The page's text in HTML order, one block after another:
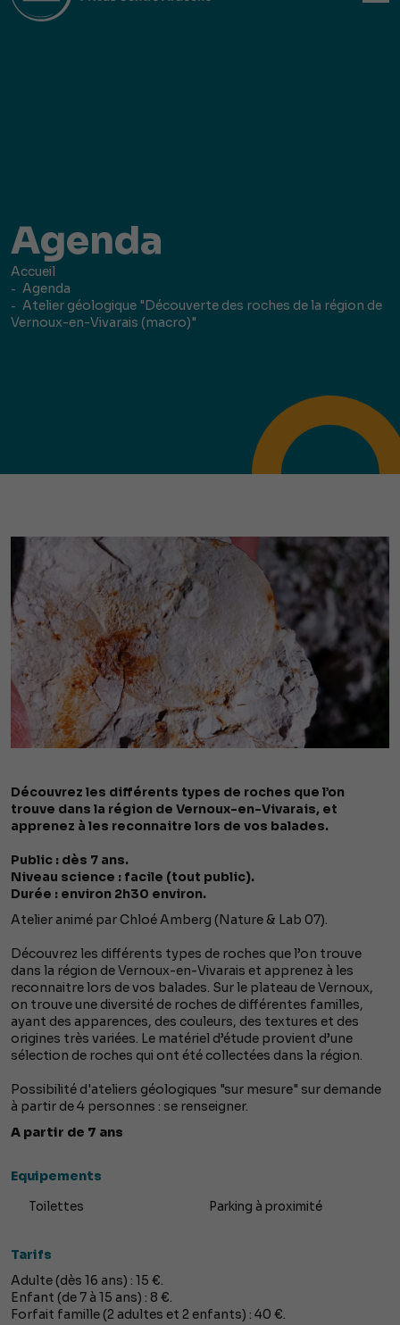
Agenda
Accueil
Agenda
Atelier géologique "Découverte des roches de la région de
Vernoux-en-Vivarais (macro)"
Découvrez les différents types de roches que l’on
trouve dans la région de Vernoux-en-Vivarais, et
apprenez à les reconnaitre lors de vos balades.
Public : dès 7 ans.
Niveau science : facile (tout public).
Durée : environ 2h30 environ.
Atelier animé par Chloé Amberg (Nature & Lab 07).
Découvrez les différents types de roches que l’on trouve
dans la région de Vernoux-en-Vivarais et apprenez à les
reconnaitre lors de vos balades. Sur le plateau de Vernoux,
on trouve une diversité de roches de différentes familles,
ayant des apparences, des couleurs, des textures et des
origines très variées. Le matériel d’étude provient d’une
sélection de roches qui ont été collectées dans la région.
Possibilité d'ateliers géologiques "sur mesure" sur demande
à partir de 4 personnes : se renseigner.
A partir de 7 ans
Equipements
Toilettes Parking à proximité
Tarifs
Adulte (dès 16 ans) : 15 €.
Enfant (de 7 à 15 ans) : 8 €.
Forfait famille (2 adultes et 2 enfants) : 40 €.